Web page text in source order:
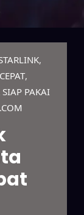
SIAP PAKAI